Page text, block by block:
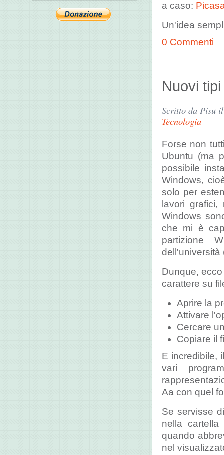
a caso:
Un'idea
0 Commenti
Nuovi
Scritto da Pisu
Tecnologia
Forse non
Ubuntu (ma
possibile
Windows,
solo per
lavori
Windows
che mi è
partizione
dell'università
Dunque,
carattere su
Aprire la
Attivare
Cercare
Copiare il
E incredibile,
vari
Aa con quel
Se servisse
nella
quando
nel